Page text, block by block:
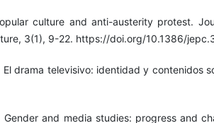
culture and anti-austerity protest.
3(1), 9-22. https://doi.org/10.1386/
El drama televisivo: identidad y contenidos
Gender and media studies: progress and